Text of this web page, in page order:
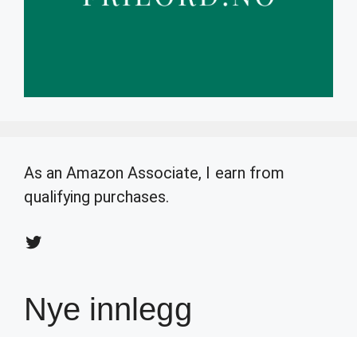
As an Amazon Associate, I earn from
qualifying purchases.
Twitter
Nye innlegg